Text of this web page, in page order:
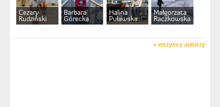
Cezary
Rudziński
Barbara
Górecka
Halina
Puławska
Małgorzata
Raczkowska
» wszyscy autorzy